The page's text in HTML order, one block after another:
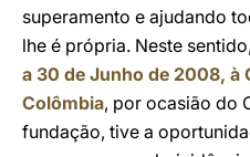
superamento e ajudando
lhe é própria. Neste
a 30 de Junho de 2008, à
Colômbia, por ocasião do
fundação, tive a